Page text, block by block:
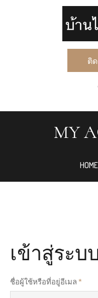
ติ
MY
HOME
เข้าสู่ระบ
ชื่อผู้ใช้หรือที่อยู่อีเมล*ต้องก